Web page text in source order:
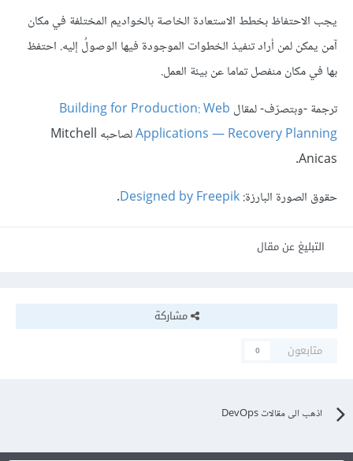
يجب الاحتفاظ بخطط الاستعادة الخاصة بالخواديم المختلفة في مكان
آمن يمكن لمن أراد تنفيذ الخطوات الموجودة فيها الوصولُ إليه. احتفظ
بها في مكان منفصل تماما عن بيئة العمل.
ترجمة -وبتصرّف- لمقال Building for Production: Web
Applications — Recovery Planning
لصاحبه Mitchell
Anicas.
حقوق الصورة البارزة:Designed by Freepik
.
التبليغ عن مقال
مشاركة
متابعون
0
اذهب الى مقالات DevOps